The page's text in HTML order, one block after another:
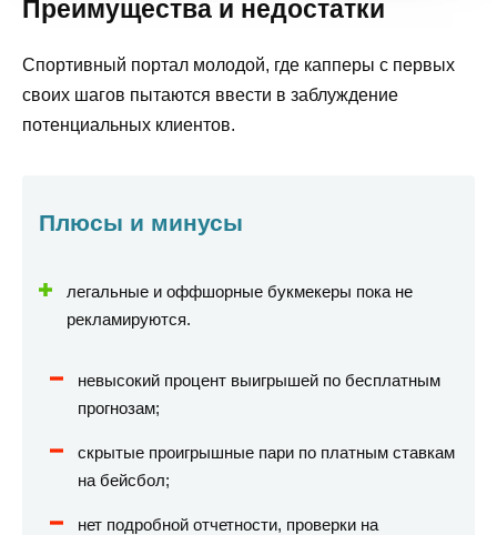
Преимущества и недостатки
Спортивный портал молодой, где капперы с первых
своих шагов пытаются ввести в заблуждение
потенциальных клиентов.
Плюсы и минусы
легальные и оффшорные букмекеры пока не
рекламируются.
невысокий процент выигрышей по бесплатным
прогнозам;
скрытые проигрышные пари по платным ставкам
на бейсбол;
нет подробной отчетности, проверки на